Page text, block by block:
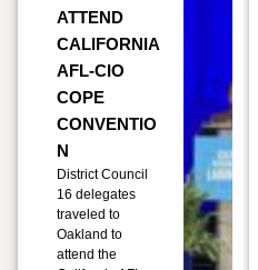
ATTEND
CALIFORNIA
AFL-CIO
COPE
CONVENTIO
N
District Council
16 delegates
traveled to
Oakland to
attend the